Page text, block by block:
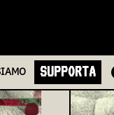
SUPPORTA